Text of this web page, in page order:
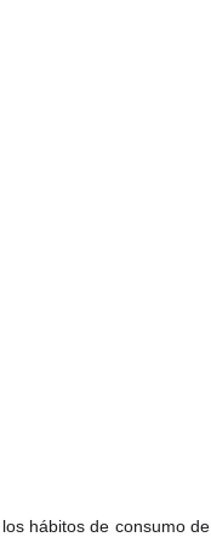
hábitos de consumo de